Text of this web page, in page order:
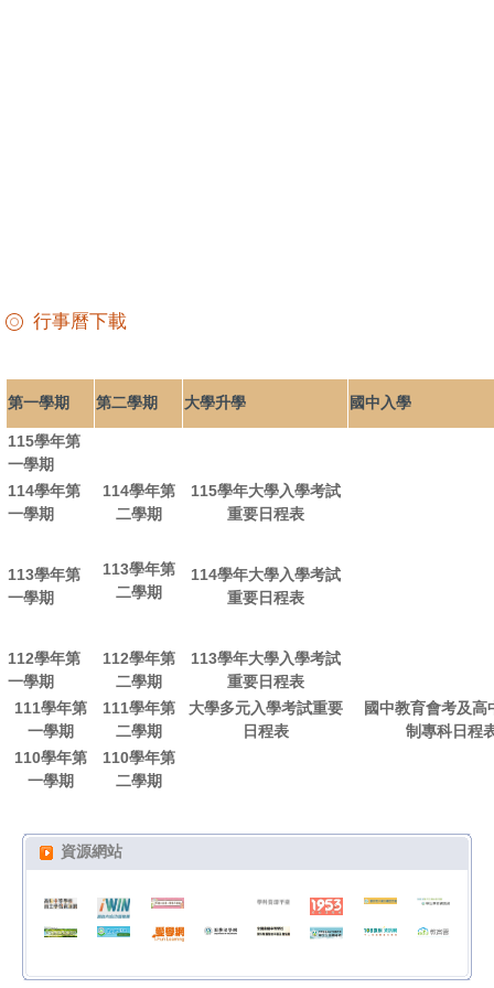
行事曆下載
第一學期 第二學期 大學升學 國中入學
115學年第
一學期
114學年第
一學期
114學年第
二學期
115學年大學入學考試
重要日程表
113學年第
一學期
113學年第
二學期
114學年大學入學考試
重要日程表
112學年第
一學期
112學年第
二學期
113學年大學入學考試
重要日程表
111學年第
一學期
111學年第
二學期
大學多元入學考試重要
日程表
國中教育會考及高
制專科日程
110學年第
一學期
110學年第
二學期
資源網站